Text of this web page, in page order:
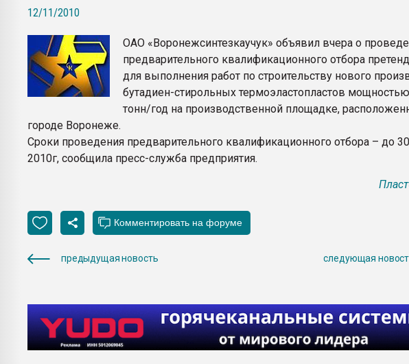
ПЕРЕЙТИ НА ФОРУМ
12/11/2010
ОАО «Воронежсинтезкаучук» объявил вчера о
предварительного квалификационного отбора
для выполнения работ по строительству нового
бутадиен-стирольных термоэластопластов
тонн/год на производственной площадке,
городе Воронеже.
Сроки проведения предварительного квалификационного отбора – до
2010г, сообщила пресс-служба предприятия.
предыдущая новость следующая